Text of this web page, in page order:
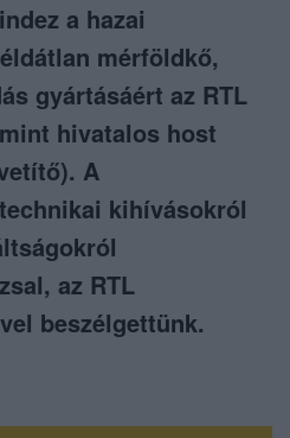
a hazai
mérföldkő,
gyártásáért az RTL
hivatalos host
A
kihívásokról
az RTL
beszélgettünk.